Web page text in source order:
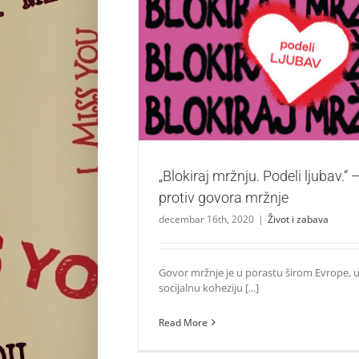
„Blokiraj mržnju. Podeli ljubav.“ –
mržnje
Život i zabava
„Blokiraj mržnju. Podeli ljubav.“
protiv govora mržnje
decembar 16th, 2020 | Život i zabava
Govor mržnje je u porastu širom Evrope,
socijalnu koheziju [...]
Read More